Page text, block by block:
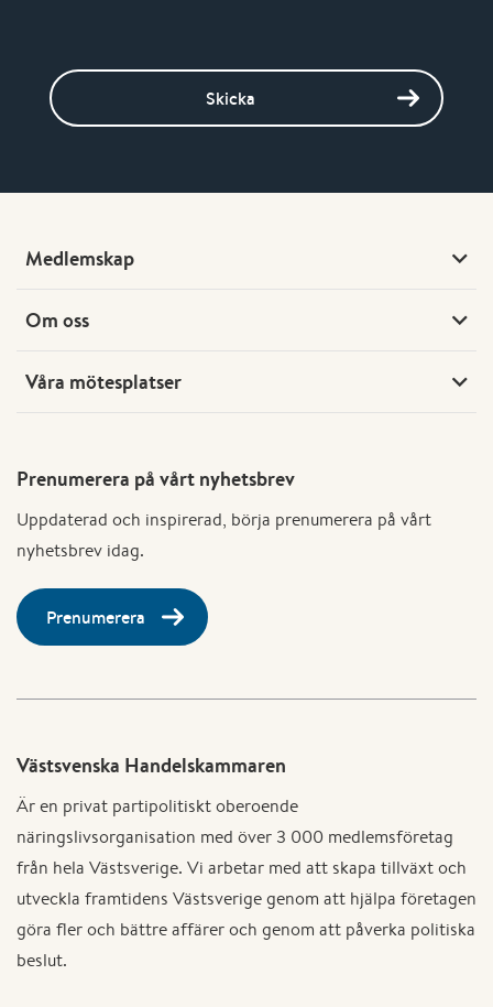
Skicka
Medlemskap
Om oss
Våra mötesplatser
Prenumerera på vårt nyhetsbrev
Uppdaterad och inspirerad, börja prenumerera på vårt
nyhetsbrev idag.
Prenumerera
Västsvenska Handelskammaren
Är en privat partipolitiskt oberoende
näringslivsorganisation med över 3 000 medlemsföretag
från hela Västsverige. Vi arbetar med att skapa tillväxt och
utveckla framtidens Västsverige genom att hjälpa företagen
göra fler och bättre affärer och genom att påverka politiska
beslut.